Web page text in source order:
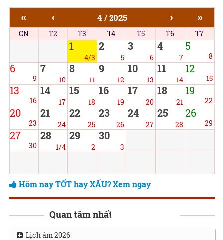
« ‹ 4 / 2025 › »
CN T2 T3 T4 T5 T6 T7
1
4/3
2
5
3
6
4
7
5
8
6
9
7
10
8
11
9
12
10
13
11
14
12
15
13
16
14
17
15
18
16
19
17
20
18
21
19
22
20
23
21
24
22
25
23
26
24
27
25
28
26
29
27
30
28
1/4
29
2
30
3
Hôm nay TỐT hay XẤU? Xem ngay
Quan tâm nhất
Lịch âm 2026